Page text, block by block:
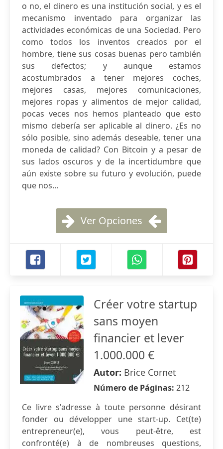
o no, el dinero es una institución social, y es el
mecanismo inventado para organizar las
actividades económicas de una Sociedad. Pero
como todos los inventos creados por el
hombre, tiene sus cosas buenas pero también
sus defectos; y aunque estamos
acostumbrados a tener mejores coches,
mejores casas, mejores comunicaciones,
mejores ropas y alimentos de mejor calidad,
pocas veces nos hemos planteado que esto
mismo debería ser aplicable al dinero. ¿Es no
sólo posible, sino además deseable, tener una
moneda de calidad? Con Bitcoin y a pesar de
sus lados oscuros y de la incertidumbre que
aún existe sobre su futuro y evolución, puede
que nos...
Ver Opciones
Créer votre startup
sans moyen
financier et lever
1.000.000 €
Autor: Brice Cornet
Número de Páginas: 212
Ce livre s'adresse à toute personne désirant
fonder ou développer une start-up. Cet(te)
entrepreneur(e), vous peut-être, est
confronté(e) à de nombreuses questions,